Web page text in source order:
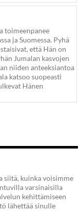
toimeenpanee
ja Suomessa. Pyhä
että Hän on
Jumalan kasvojen
niiden anteeksiantoa
katsoo suopeasti
Hänen
siitä, kuinka voisimme
varsinaisilla
kehittämiseen
lähettää sinulle